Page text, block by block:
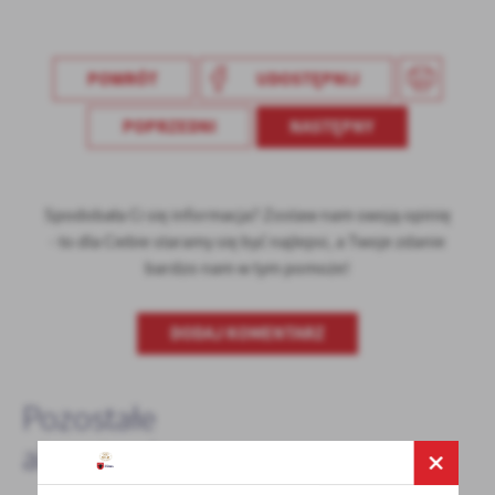
POWRÓT UDOSTĘPNIJ
POPRZEDNI NASTĘPNY
Spodobała Ci się informacja? Zostaw nam swoją opinię
- to dla Ciebie staramy się być najlepsi, a Twoje zdanie
bardzo nam w tym pomoże!
DODAJ KOMENTARZ
Pozostałe
aktualności